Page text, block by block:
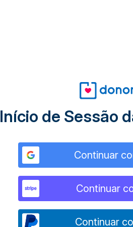
Início de Sessão
Continuar
Continuar
Continuar